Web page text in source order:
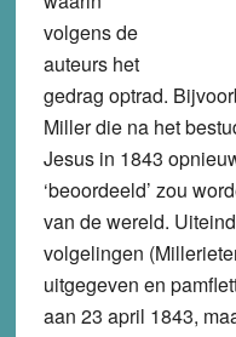
volgens de
auteurs het
gedrag optrad.
Miller die na het
Jesus in 1843
‘beoordeeld’ zou
van de wereld.
volgelingen
uitgegeven en
aan 23 april 1843,